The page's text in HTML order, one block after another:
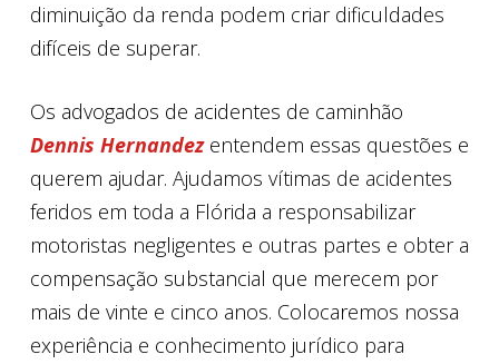
diminuição da renda podem criar dificuldades
difíceis de superar.
Os advogados de acidentes de caminhão
Dennis Hernandezentendem essas questões e
querem ajudar. Ajudamos vítimas de acidentes
feridos em toda a Flórida a responsabilizar
motoristas negligentes e outras partes e obter a
compensação substancial que merecem por
mais de vinte e cinco anos. Colocaremos nossa
experiência e conhecimento jurídico para